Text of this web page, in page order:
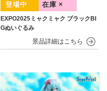
EXPO2025ミャクミャク ブラックBI
Gぬいぐるみ
在庫 ×